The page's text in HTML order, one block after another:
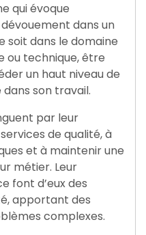
qui évoque
dans un
soit dans le domaine
ou technique, être
un haut niveau de
son travail.
par leur
de qualité, à
et à maintenir une
métier. Leur
font d’eux des
apportant des
complexes.